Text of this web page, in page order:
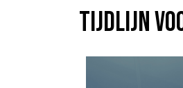
Tijdlijn